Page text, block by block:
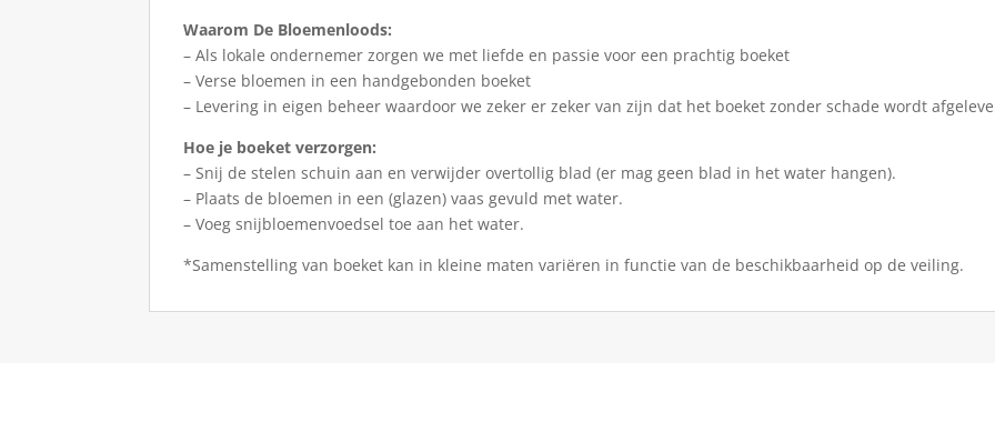
Waarom De Bloemenloods:
– Als lokale ondernemer zorgen we met liefde en passie voor een prachtig boeket
– Verse bloemen in een handgebonden boeket
– Levering in eigen beheer waardoor we zeker er zeker van zijn dat het boeket zonder schade wordt
Hoe je boeket verzorgen:
– Snij de stelen schuin aan en verwijder overtollig blad (er mag geen blad in het water hangen).
– Plaats de bloemen in een (glazen) vaas gevuld met water.
– Voeg snijbloemenvoedsel toe aan het water.
*Samenstelling van boeket kan in kleine maten variëren in functie van de beschikbaarheid op de veiling.